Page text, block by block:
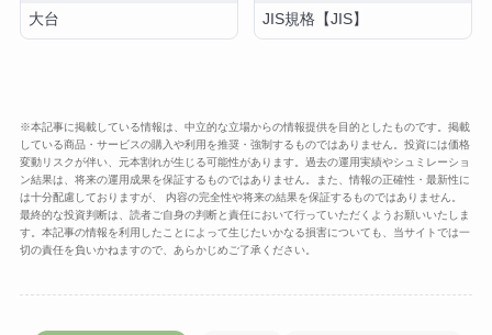
大台 JIS規格【JIS】
※本記事に掲載している情報は、中立的な立場からの情報提供を目的としたものです。掲載
している商品・サービスの購入や利用を推奨・強制するものではありません。投資には価格
変動リスクが伴い、元本割れが生じる可能性があります。過去の運用実績やシュミレーショ
ン結果は、将来の運用成果を保証するものではありません。また、情報の正確性・最新性に
は十分配慮しておりますが、 内容の完全性や将来の結果を保証するものではありません。
最終的な投資判断は、読者ご自身の判断と責任において行っていただくようお願いいたしま
す。本記事の情報を利用したことによって生じたいかなる損害についても、当サイトでは一
切の責任を負いかねますので、あらかじめご了承ください。